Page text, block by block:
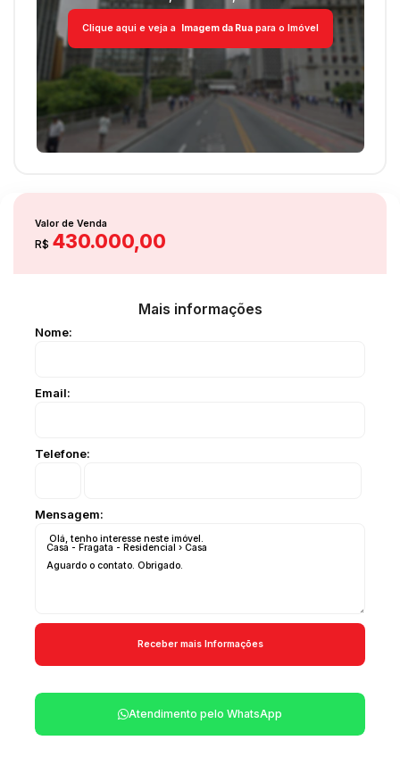
Clique aqui e veja a Imagem da Ruapara o Imóvel
R$ 430.000,00
Valor de Venda
Mais informações
Nome:
Email:
Telefone:
Mensagem:
Atendimento pelo WhatsApp